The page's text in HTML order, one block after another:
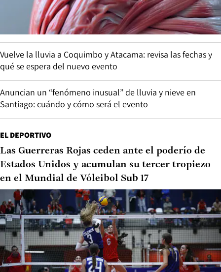
Vuelve la lluvia a Coquimbo y Atacama: revisa las fechas y
qué se espera del nuevo evento
Anuncian un “fenómeno inusual” de lluvia y nieve en
Santiago: cuándo y cómo será el evento
EL DEPORTIVO
Las Guerreras Rojas ceden ante el poderío de
Estados Unidos y acumulan su tercer tropiezo
en el Mundial de Vóleibol Sub 17